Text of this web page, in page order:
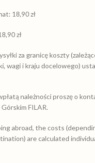
18,90 zł
zł
za granicękoszty
wagi i kraju docelowego)
należności proszę o
FILAR.
abroad, the costs
are calculated